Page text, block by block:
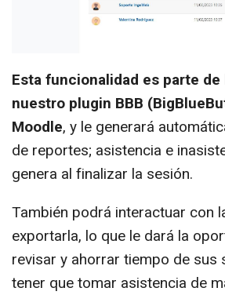
Esta funcionalidad es parte
nuestro plugin BBB
Moodle, y le generará
de reportes; asistencia e
genera al finalizar la sesión.
También podrá interactuar con
exportarla, lo que le dará la
revisar y ahorrar tiempo de sus
tener que tomar asistencia de